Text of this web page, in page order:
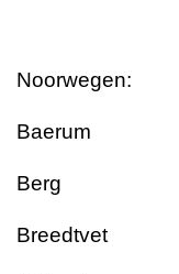
Noorwegen:
Baerum
Berg
Breedtvet